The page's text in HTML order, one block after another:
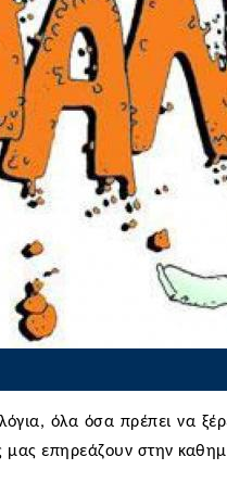
όλα όσα πρέπει να
μας επηρεάζουν στην